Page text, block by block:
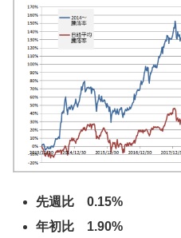
先週比 0.15%
年初比 1.90%